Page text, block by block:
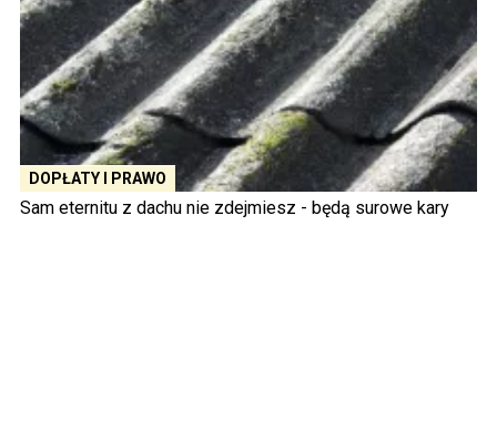
DOPŁATY I PRAWO
Sam eternitu z dachu nie zdejmiesz - będą surowe kary